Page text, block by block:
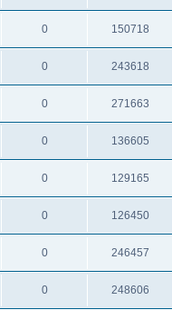
0 150718
0 243618
0 271663
0 136605
0 129165
0 126450
0 246457
0 248606